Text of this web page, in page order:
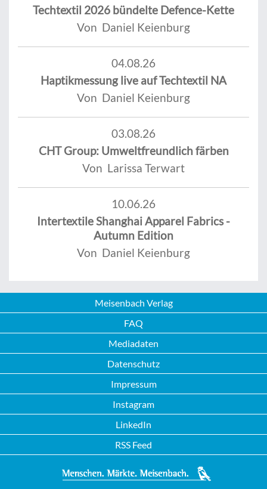
Techtextil 2026 bündelte Defence-Kette
Von Daniel Keienburg
04.08.26
Haptikmessung live auf Techtextil NA
Von Daniel Keienburg
03.08.26
CHT Group: Umweltfreundlich färben
Von Larissa Terwart
10.06.26
Intertextile Shanghai Apparel Fabrics -
Autumn Edition
Von Daniel Keienburg
Meisenbach Verlag
FAQ
Mediadaten
Datenschutz
Impressum
Instagram
LinkedIn
RSS Feed